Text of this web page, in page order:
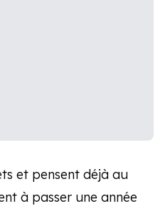
et pensent déjà au
à passer une année